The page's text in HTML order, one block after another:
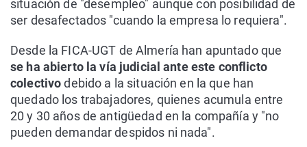
situación de "desempleo" aunque con posibilidad de
ser desafectados "cuando la empresa lo requiera".
Desde la FICA-UGT de Almería han apuntado que
se ha abierto la vía judicial ante este conflicto
colectivodebido a la situación en la que han
quedado los trabajadores, quienes acumula entre
20 y 30 años de antigüedad en la compañía y "no
pueden demandar despidos ni nada".